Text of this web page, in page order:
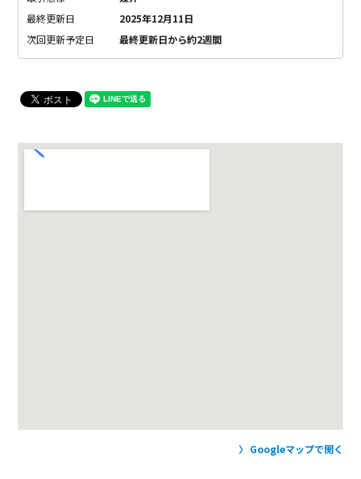
最終更新日
2025年12月11日
次回更新予定日
最終更新日から約2週間
Googleマップで開く